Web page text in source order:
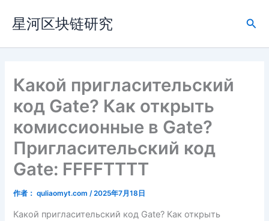
容
星河区块链研究
搜
Какой пригласительский
код Gate? Как открыть
комиссионные в Gate?
Пригласительский код
Gate: FFFFTTTT
作者： quliaomyt.com /2025年7月18日
Какой пригласительский код Gate? Как открыть